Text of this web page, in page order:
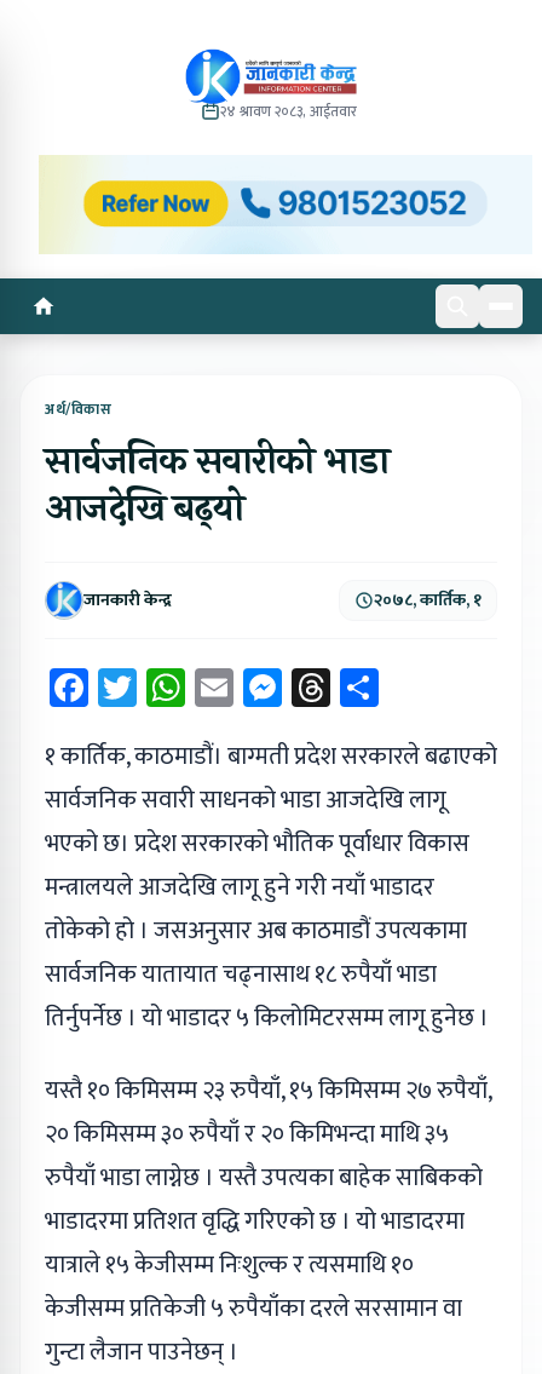
२४ श्रावण २०८३, आईतवार
अर्थ/विकास
सार्वजनिक सवारीको भाडा
आजदेखि बढ्‍यो
जानकारी केन्द्र २०७८, कार्तिक, १
Facebook
Twitter
WhatsApp
EmailMessenger
Threads
१ कार्तिक, काठमाडौं। बाग्मती प्रदेश सरकारले बढाएको
सार्वजनिक सवारी साधनको भाडा आजदेखि लागू
भएको छ। प्रदेश सरकारको भौतिक पूर्वाधार विकास
मन्त्रालयले आजदेखि लागू हुने गरी नयाँ भाडादर
तोकेको हो । जसअनुसार अब काठमाडौं उपत्यकामा
सार्वजनिक यातायात चढ्नासाथ १८ रुपैयाँ भाडा
तिर्नुपर्नेछ । यो भाडादर ५ किलोमिटरसम्म लागू हुनेछ ।
यस्तै १० किमिसम्म २३ रुपैयाँ, १५ किमिसम्म २७ रुपैयाँ,
२० किमिसम्म ३० रुपैयाँ र २० किमिभन्दा माथि ३५
रुपैयाँ भाडा लाग्नेछ । यस्तै उपत्यका बाहेक साबिकको
भाडादरमा प्रतिशत वृद्धि गरिएको छ । यो भाडादरमा
यात्राले १५ केजीसम्म निःशुल्क र त्यसमाथि १०
केजीसम्म प्रतिकेजी ५ रुपैयाँका दरले सरसामान वा
गुन्टा लैजान पाउनेछन् ।